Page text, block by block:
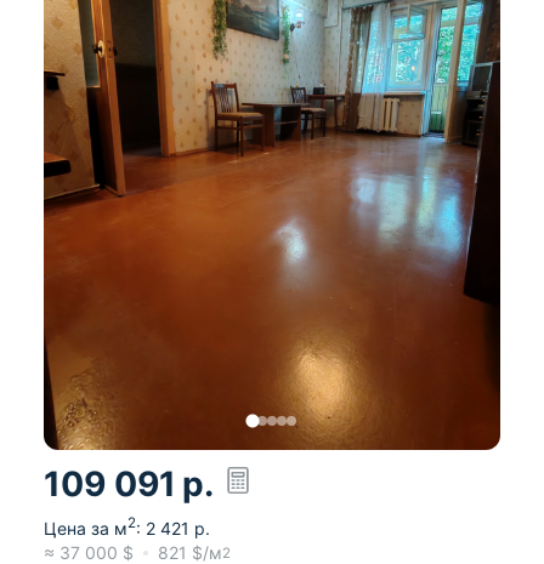
109 091 р.
Цена за м2: 2 421 р.
≈ 37 000 $ 821 $/м2